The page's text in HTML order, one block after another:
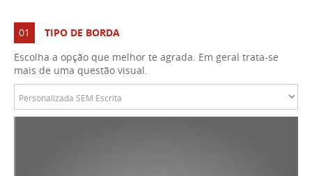
01
TIPO DE BORDA
Escolha a opção que melhor te agrada. Em geral trata-se
mais de uma questão visual.